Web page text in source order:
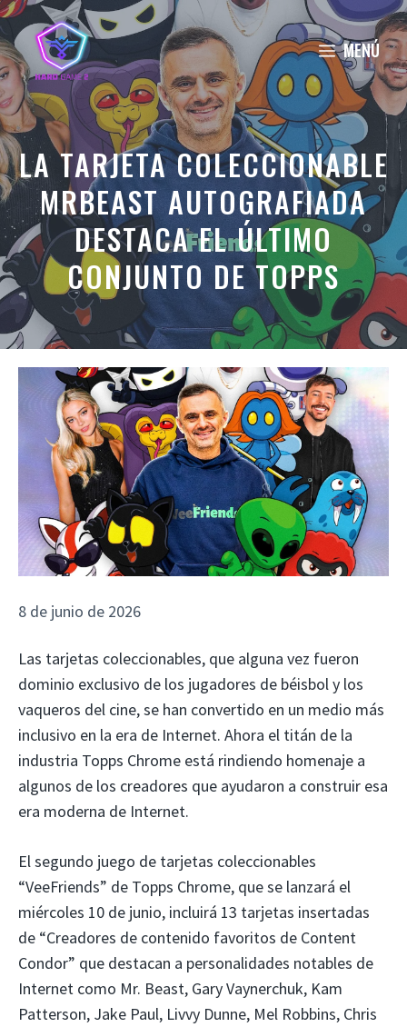
Saltar
al
contenido
MENÚ
LA TARJETA COLECCIONABLE
MRBEAST AUTOGRAFIADA
DESTACA EL ÚLTIMO
CONJUNTO DE TOPPS
8 de junio de 2026
Las tarjetas coleccionables, que alguna vez fueron
dominio exclusivo de los jugadores de béisbol y los
vaqueros del cine, se han convertido en un medio más
inclusivo en la era de Internet. Ahora el titán de la
industria Topps Chrome está rindiendo homenaje a
algunos de los creadores que ayudaron a construir esa
era moderna de Internet.
El segundo juego de tarjetas coleccionables
“VeeFriends” de Topps Chrome, que se lanzará el
miércoles 10 de junio, incluirá 13 tarjetas insertadas
de “Creadores de contenido favoritos de Content
Condor” que destacan a personalidades notables de
Internet como Mr. Beast, Gary Vaynerchuk, Kam
Patterson, Jake Paul, Livvy Dunne, Mel Robbins, Chris